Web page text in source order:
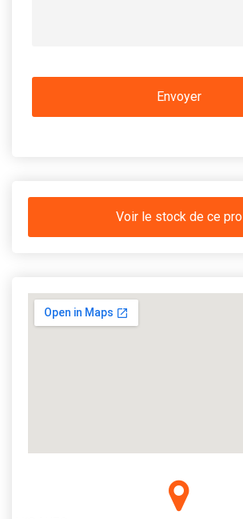
Voir le stock de ce pro